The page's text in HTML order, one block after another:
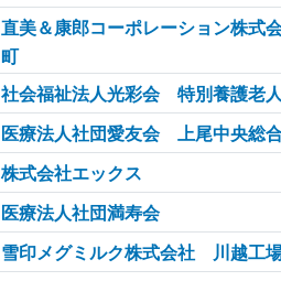
直美＆康郎コーポレーション株
町
社会福祉法人光彩会 特別養護老
医療法人社団愛友会 上尾中央総
株式会社エックス
医療法人社団満寿会
雪印メグミルク株式会社 川越工